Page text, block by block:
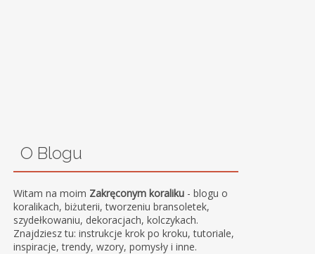
O Blogu
Witam na moim Zakręconym koraliku - blogu o
koralikach, biżuterii, tworzeniu bransoletek,
szydełkowaniu, dekoracjach, kolczykach.
Znajdziesz tu: instrukcje krok po kroku, tutoriale,
inspiracje, trendy, wzory, pomysły i inne.